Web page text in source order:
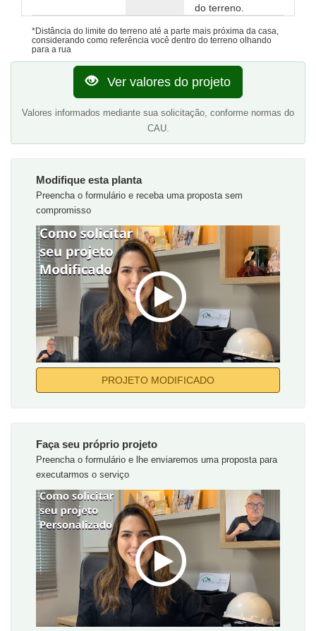
do terreno.
*Distância do limite do terreno até a parte mais próxima da casa,
considerando como referência você dentro do terreno olhando
para a rua
Ver valores do projeto
Valores informados mediante sua solicitação, conforme normas do
CAU.
Modifique esta planta
Preencha o formulário e receba uma proposta sem
compromisso
PROJETO MODIFICADO
Faça seu próprio projeto
Preencha o formulário e lhe enviaremos uma proposta para
executarmos o serviço